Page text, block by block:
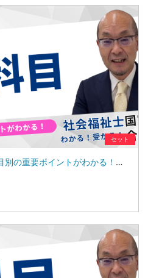
セット
🎥受験対策ＷＥＢ講座 科目別の重要ポイントがわかる！社会福祉士合格講座２０２７（共通科目セット）